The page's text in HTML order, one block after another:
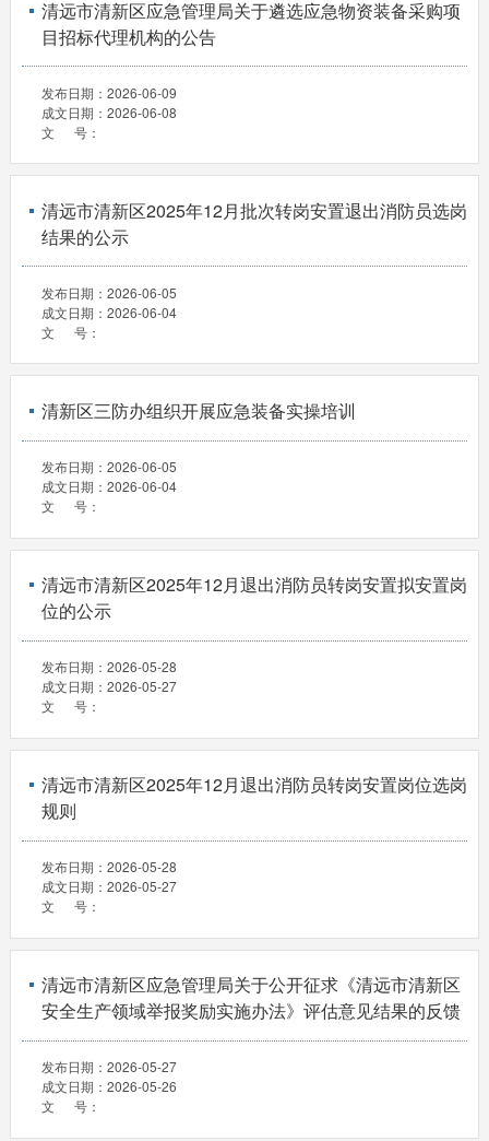
清远市清新区应急管理局关于遴选应急物资装备采购项
目招标代理机构的公告
发布日期： 2026-06-09
成文日期： 2026-06-08
文 号：
清远市清新区2025年12月批次转岗安置退出消防员选岗
结果的公示
发布日期： 2026-06-05
成文日期： 2026-06-04
文 号：
清新区三防办组织开展应急装备实操培训
发布日期： 2026-06-05
成文日期： 2026-06-04
文 号：
清远市清新区2025年12月退出消防员转岗安置拟安置岗
位的公示
发布日期： 2026-05-28
成文日期： 2026-05-27
文 号：
清远市清新区2025年12月退出消防员转岗安置岗位选岗
规则
发布日期： 2026-05-28
成文日期： 2026-05-27
文 号：
清远市清新区应急管理局关于公开征求《清远市清新区
安全生产领域举报奖励实施办法》评估意见结果的反馈
发布日期： 2026-05-27
成文日期： 2026-05-26
文 号：